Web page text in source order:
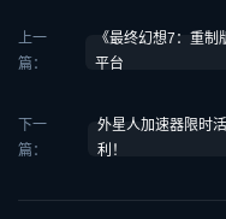
上一
篇：
《最终幻想7：重
平台
下一
篇：
外星人加速器限时
利！